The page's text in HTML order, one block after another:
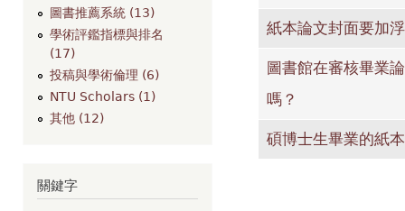
圖書推薦系統 (13)
學術評鑑指標與排名
(17)
投稿與學術倫理 (6)
NTU Scholars (1)
其他 (12)
關鍵字
紙本論文封面要加
圖書館在審核畢業
嗎？
碩博士生畢業的紙